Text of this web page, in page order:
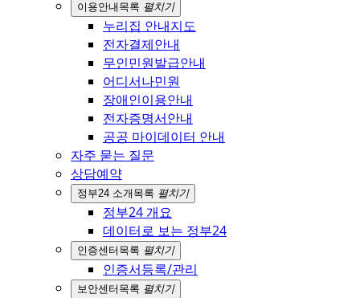
이용안내 목록 펼치기
누리집 안내지도
전자결제안내
무인민원발급안내
어디서나민원
장애인이용안내
전자증명서안내
공공 마이데이터 안내
자주 묻는 질문
상담예약
정부24 소개 목록 펼치기
정부24 개요
데이터로 보는 정부24
인증센터 목록 펼치기
인증서등록/관리
보안센터 목록 펼치기